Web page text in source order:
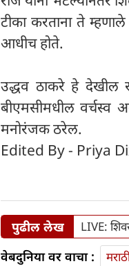
टीका करताना ते
आधीच होते.
उद्धव ठाकरे हे देखील
बीएमसीमधील वर्चस्व
मनोरंजक ठरेल.
Edited By - Priya
पुढील लेख LIVE:
वेबदुनिया वर वाचा :